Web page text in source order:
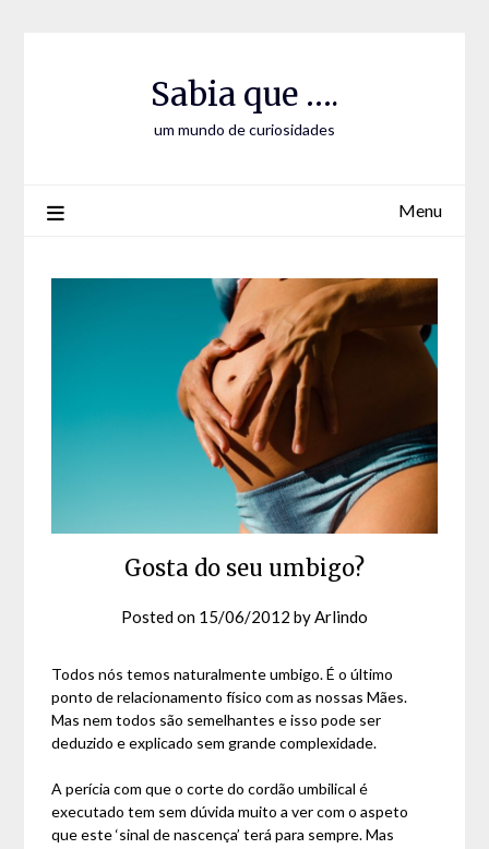
Sabia que ….
um mundo de curiosidades
Menu
Gosta do seu umbigo?
Posted on 15/06/2012 byArlindo
Todos nós temos naturalmente umbigo. É o último
ponto de relacionamento físico com as nossas Mães.
Mas nem todos são semelhantes e isso pode ser
deduzido e explicado sem grande complexidade.
A perícia com que o corte do cordão umbilical é
executado tem sem dúvida muito a ver com o aspeto
que este ‘sinal de nascença’ terá para sempre. Mas